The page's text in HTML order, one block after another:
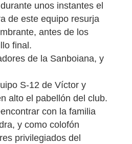
unos instantes el
de este equipo resurja
antes de los
final.
de la Sanboiana, y
S-12 de Víctor y
alto el pabellón del club.
con la familia
y como colofón
privilegiados del